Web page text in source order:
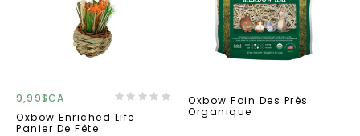
9,99$CA
Oxbow Enriched Life
Panier De Fête
Oxbow Foin Des Près
Organique